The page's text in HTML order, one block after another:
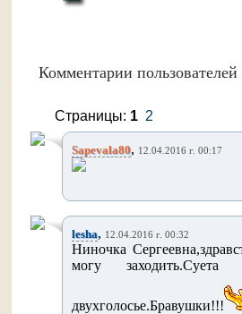
Комментарии пользователей
Страницы: 1 2
Sapevala80, 12.04.2016 г. 00:17
lesha, 12.04.2016 г. 00:32
Ниночка
могу
двухголосье.Бравушки!!!